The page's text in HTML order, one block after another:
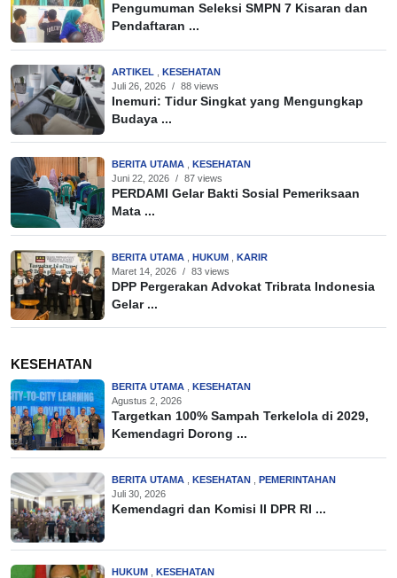
Pengumuman Seleksi SMPN 7 Kisaran dan
Pendaftaran ...
ARTIKEL
KESEHATAN
Juli 26, 2026 / 88 views
Inemuri: Tidur Singkat yang Mengungkap
Budaya ...
BERITA UTAMA
KESEHATAN
Juni 22, 2026 / 87 views
PERDAMI Gelar Bakti Sosial Pemeriksaan
Mata ...
BERITA UTAMA HUKUM
KARIR
Maret 14, 2026 / 83 views
DPP Pergerakan Advokat Tribrata Indonesia
Gelar ...
KESEHATAN
BERITA UTAMA
KESEHATAN
Agustus 2, 2026
Targetkan 100% Sampah Terkelola di 2029,
Kemendagri Dorong ...
BERITA UTAMA KESEHATAN
PEMERINTAHAN
Juli 30, 2026
Kemendagri dan Komisi II DPR RI ...
HUKUM
KESEHATAN